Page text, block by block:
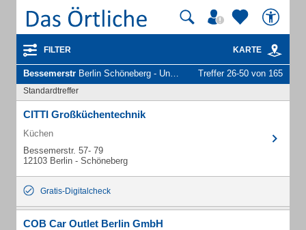
FILTER KARTE
Bessemerstr Berlin Schöneberg - Unternehmen und Personen Treffer 26-50 von 165
Standardtreffer
CITTI Großküchentechnik
Küchen
Bessemerstr. 57- 79
12103 Berlin - Schöneberg
Gratis-Digitalcheck
COB Car Outlet Berlin GmbH